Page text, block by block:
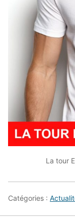
La tour
Catégories :